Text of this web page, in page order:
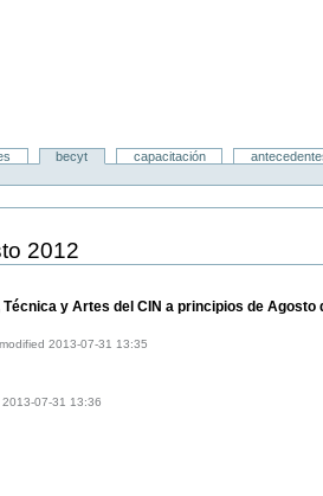
becyt capacitación
2012
y Artes del CIN a principios de
2013-07-31 13:35
07-31 13:36